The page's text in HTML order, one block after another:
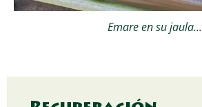
Emare en su jaula...